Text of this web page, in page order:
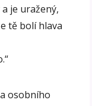
je uražený,
tě bolí hlava
osobního